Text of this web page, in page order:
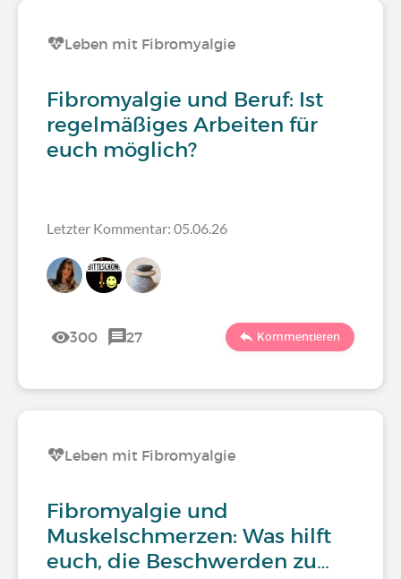
Leben mit Fibromyalgie
Fibromyalgie und Beruf: Ist
regelmäßiges Arbeiten für
euch möglich?
Letzter Kommentar: 05.06.26
300 27 Kommentieren
Leben mit Fibromyalgie
Fibromyalgie und
Muskelschmerzen: Was hilft
euch, die Beschwerden zu…